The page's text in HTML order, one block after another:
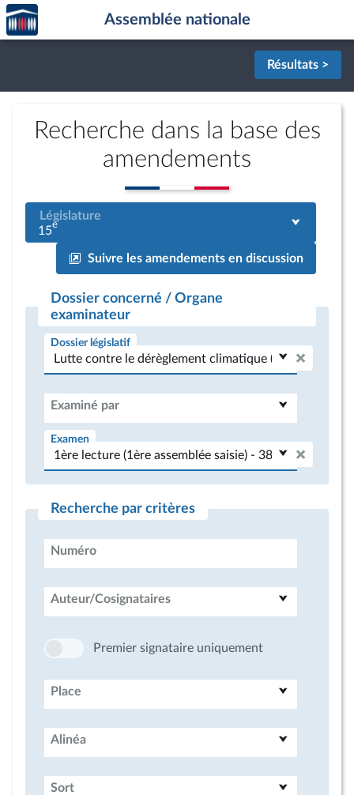
Aller au contenu
Aller en bas de la page
Accèder
à la
page
Assemblée nationale
Résultats >
Recherche dans la base des
amendements
Législature
15e
Suivre les amendements en discussion
Dossier concerné / Organe
examinateur
Dossier législatif
Examiné par
Examen
Recherche par critères
Numéro
Auteur/Cosignataires
Premier signataire uniquement
Place
Alinéa
Sort